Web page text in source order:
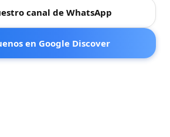
canal de WhatsApp
en Google Discover